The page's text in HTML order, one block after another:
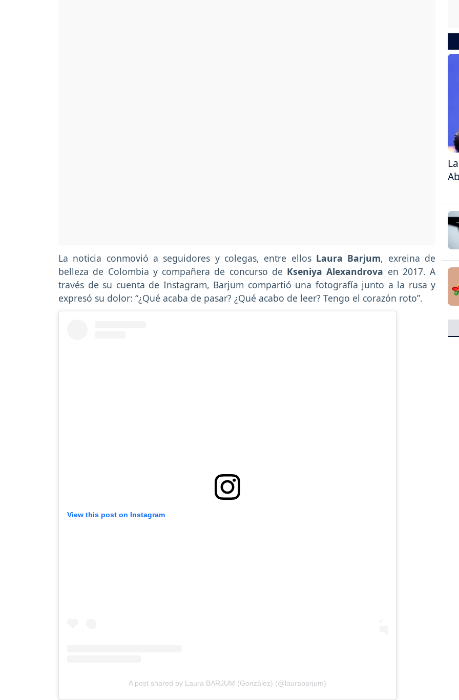
La noticia conmovió a seguidores y colegas, entre ellos Laura Barjum, exreina de
belleza de Colombia y compañera de concurso de Kseniya Alexandrova en 2017. A
través de su cuenta de Instagram, Barjum compartió una fotografía junto a la rusa y
expresó su dolor: “¿Qué acaba de pasar? ¿Qué acabo de leer? Tengo el corazón roto”.
View this post on Instagram
A post shared by Laura BARJUM (González) (@laurabarjum)